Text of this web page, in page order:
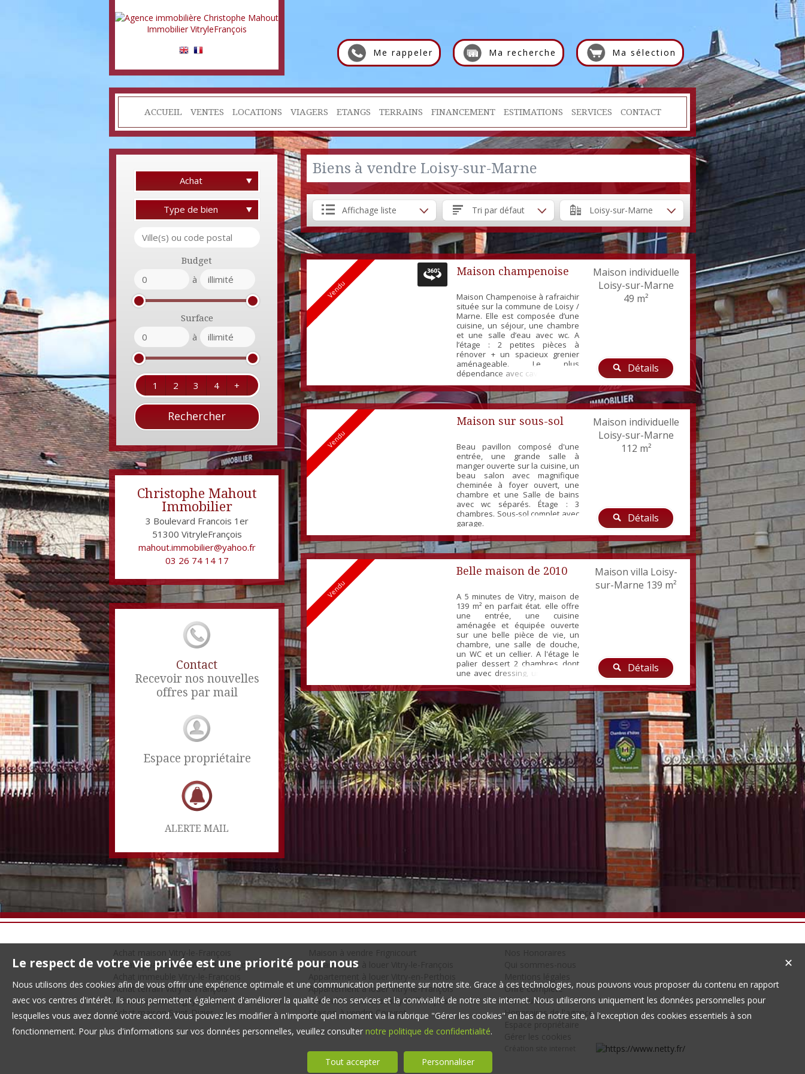
Me rappeler Ma recherche Ma sélection
ACCUEIL VENTES LOCATIONS VIAGERS ETANGS TERRAINS FINANCEMENT ESTIMATIONS SERVICES CONTACT
Achat
Type de bien
Budget
à
Surface
à
1 2 3 4 +
Christophe Mahout
Immobilier
3 Boulevard Francois 1er
51300 VitryleFrançois
mahout.immobilier@yahoo.fr
03 26 74 14 17
Contact
Recevoir nos nouvelles
offres par mail
Espace propriétaire
ALERTE MAIL
Biens à vendre Loisy-sur-Marne
Affichage liste Tri par défaut Loisy-sur-Marne
Vendu
Maison champenoise
Maison Champenoise à rafraichir
située sur la commune de Loisy /
Marne. Elle est composée d’une
cuisine, un séjour, une chambre
et une salle d’eau avec wc. A
l’étage : 2 petites pièces à
rénover + un spacieux grenier
aménageable. Le plus
dépendance avec cave, atelier et
garage. Double vitrage bois –
chauffage électrique –
Assainissement Microstation
Neuve Taxe foncière : 2...
Maison individuelle
Loisy-sur-Marne
49 m²
Détails
Vendu
Maison sur sous-sol
Beau pavillon composé d'une
entrée, une grande salle à
manger ouverte sur la cuisine, un
beau salon avec magnifique
cheminée à foyer ouvert, une
chambre et une Salle de bains
avec wc séparés. Étage : 3
chambres. Sous-sol complet avec
garage.
Maison individuelle
Loisy-sur-Marne
112 m²
Détails
Vendu
Belle maison de 2010
A 5 minutes de Vitry, maison de
139 m² en parfait état. elle offre
une entrée, une cuisine
aménagée et équipée ouverte
sur une belle pièce de vie, un
chambre, une salle de douche,
un WC et un cellier. A l'étage le
palier dessert 2 chambres dont
une avec dressing, une salle de
bain et un WC. Garage et petite
dépendance. Chauffage poêle à
bois et électrique. Le tout sur un
terrain clos...
Maison villa Loisy-
sur-Marne 139 m²
Détails
Achat appartement Vitry-le-François
Achat terrain Vitry-le-François
Achat maison Pargny-sur-Saulx
Achat maison Saint-Dizier
Appartement à louer Vitry-le-François
Appartement à louer Vitry-le-François
Immeuble à vendre Vitry-le-François
Maison à vendre Couvrot
Offre complète
Plan du site
Honoraires de l'agence
✕
Le respect de votre vie privée est une priorité pour nous
Nous utilisons des cookies afin de vous offrir une expérience optimale et une communication pertinente sur notre site. Grace à ces technologies, nous pouvons vous proposer du contenu en rapport
avec vos centres d'intérêt. Ils nous permettent également d'améliorer la qualité de nos services et la convivialité de notre site internet. Nous utiliserons uniquement les données personnelles pour
lesquelles vous avez donné votre accord. Vous pouvez les modifier à n'importe quel moment via la rubrique "Gérer les cookies" en bas de notre site, à l'exception des cookies essentiels à son
fonctionnement. Pour plus d'informations sur vos données personnelles, veuillez consulter notre politique de confidentialité.
Tout accepter Personnaliser